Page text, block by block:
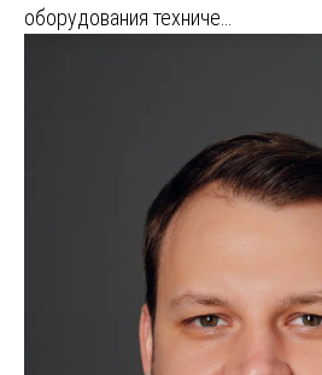
оборудования техниче…